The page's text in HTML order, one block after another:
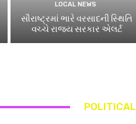
LOCAL NEWS
સૌરાષ્ટ્રમાં ભારે વરસાદની સ્થિતિ
વચ્ચે રાજ્ય સરકાર એલર્ટ
POLITICAL